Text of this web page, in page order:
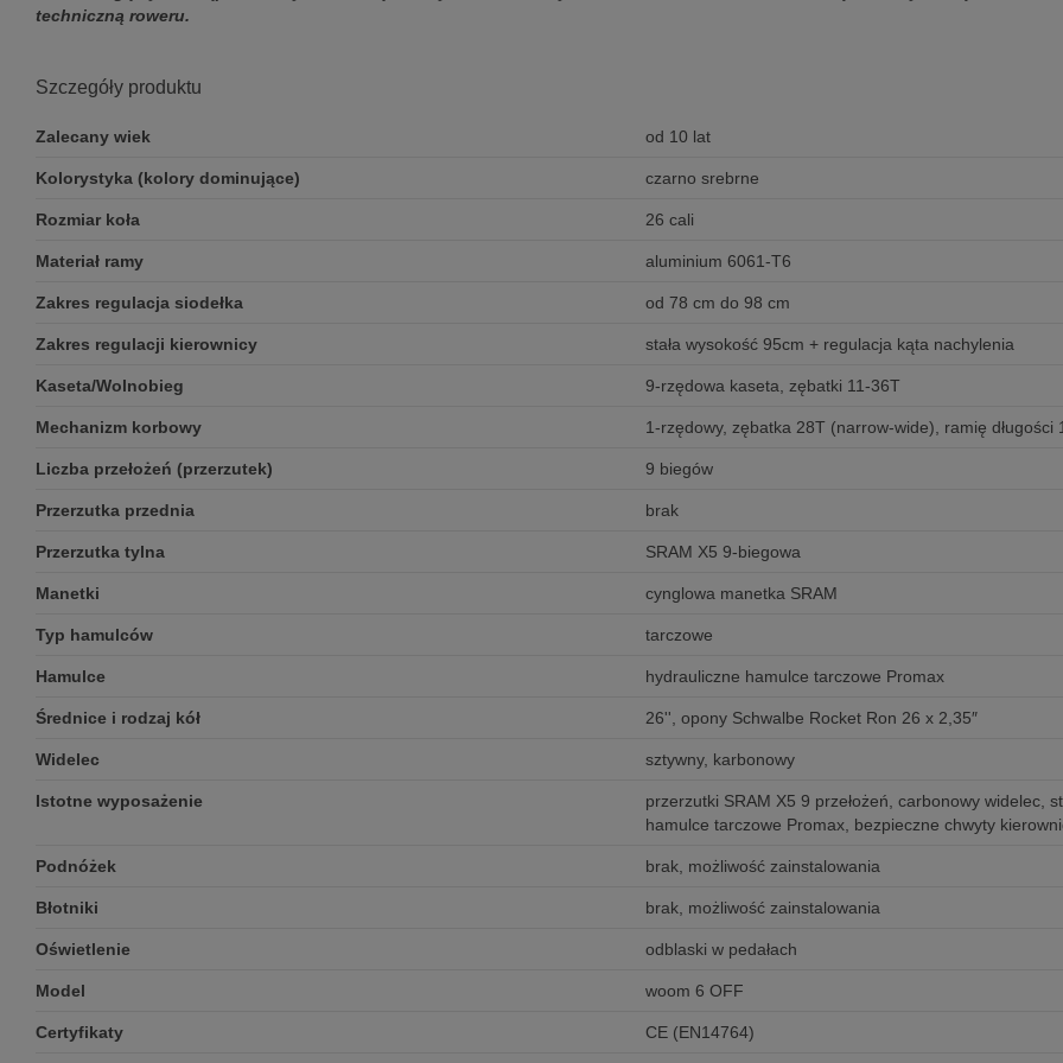
techniczną roweru.
Szczegóły produktu
Zalecany wiek od 10 lat
Kolorystyka (kolory dominujące) czarno srebrne
Rozmiar koła 26 cali
Materiał ramy aluminium 6061-T6
Zakres regulacja siodełka od 78 cm do 98 cm
Zakres regulacji kierownicy stała wysokość 95cm + regulacja kąta nachylenia
Kaseta/Wolnobieg 9-rzędowa kaseta, zębatki 11-36T
Mechanizm korbowy 1-rzędowy, zębatka 28T (narrow-wide), ramię długości
Liczba przełożeń (przerzutek) 9 biegów
Przerzutka przednia brak
Przerzutka tylna SRAM X5 9-biegowa
Manetki cynglowa manetka SRAM
Typ hamulców tarczowe
Hamulce hydrauliczne hamulce tarczowe Promax
Średnice i rodzaj kół 26'', opony Schwalbe Rocket Ron 26 x 2,35″
Widelec sztywny, karbonowy
Istotne wyposażenie
przerzutki SRAM X5 9 przełożeń, carbonowy widelec,
hamulce tarczowe Promax, bezpieczne chwyty
Podnóżek brak, możliwość zainstalowania
Błotniki brak, możliwość zainstalowania
Oświetlenie odblaski w pedałach
Model woom 6 OFF
Certyfikaty CE (EN14764)